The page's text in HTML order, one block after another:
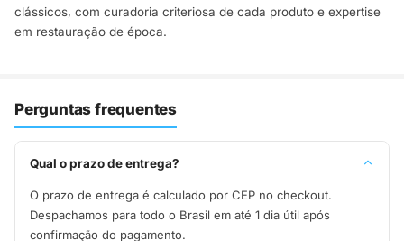
clássicos, com curadoria criteriosa de cada produto e expertise
em restauração de época.
Perguntas frequentes
Qual o prazo de entrega?
O prazo de entrega é calculado por CEP no checkout.
Despachamos para todo o Brasil em até 1 dia útil após
confirmação do pagamento.